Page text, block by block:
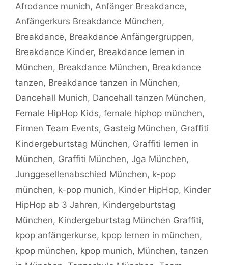
Afrodance munich, Anfänger Breakdance,
Anfängerkurs Breakdance München,
Breakdance, Breakdance Anfängergruppen,
Breakdance Kinder, Breakdance lernen in
München, Breakdance München, Breakdance
tanzen, Breakdance tanzen in München,
Dancehall Munich, Dancehall tanzen München,
Female HipHop Kids, female hiphop münchen,
Firmen Team Events, Gasteig München, Graffiti
Kindergeburtstag München, Graffiti lernen in
München, Graffiti München, Jga München,
Junggesellenabschied München, k-pop
münchen, k-pop munich, Kinder HipHop, Kinder
HipHop ab 3 Jahren, Kindergeburtstag
München, Kindergeburtstag München Graffiti,
kpop anfängerkurse, kpop lernen in münchen,
kpop münchen, kpop munich, München, tanzen